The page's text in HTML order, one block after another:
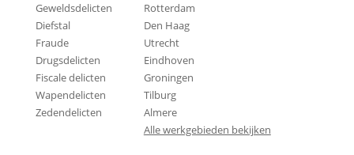
Geweldsdelicten
Diefstal
Fraude
Drugsdelicten
Fiscale delicten
Wapendelicten
Zedendelicten
Rotterdam
Den Haag
Utrecht
Eindhoven
Groningen
Tilburg
Almere
Alle werkgebieden bekijken